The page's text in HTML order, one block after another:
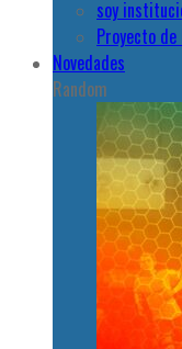
soy
Proyecto de
Novedades
Random